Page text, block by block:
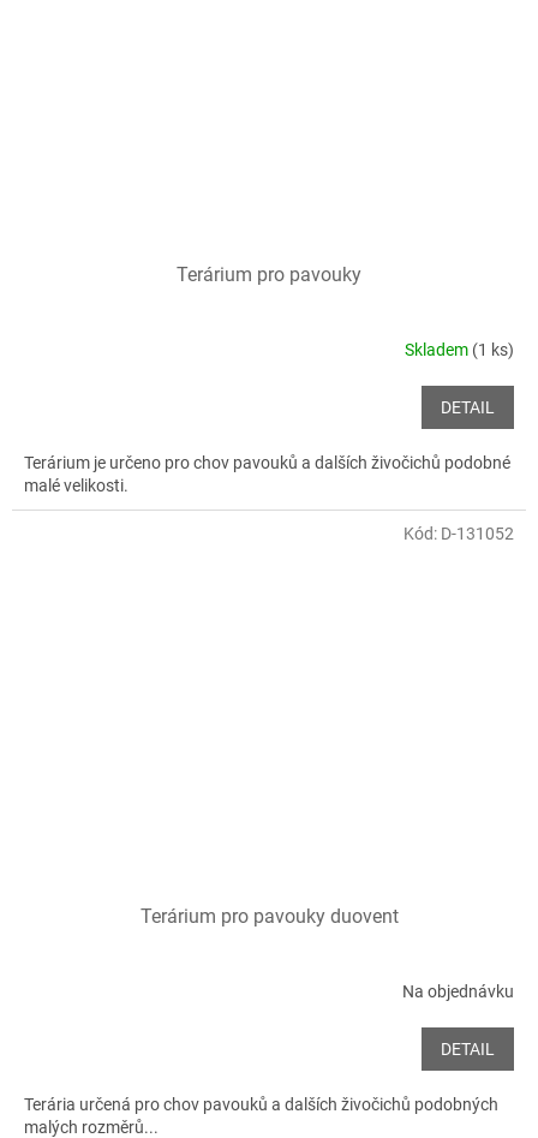
Terárium pro pavouky
Skladem (1 ks)
DETAIL
Terárium je určeno pro chov pavouků a dalších živočichů podobné
malé velikosti.
Terárium pro pavouky duovent
Na objednávku
DETAIL
Terária určená pro chov pavouků a dalších živočichů podobných
malých rozměrů...
Kód: D-131052